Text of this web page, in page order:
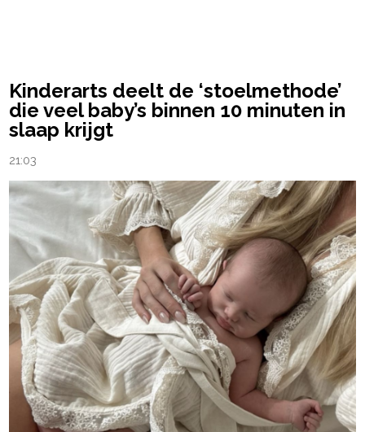
Kinderarts deelt de ‘stoelmethode’
die veel baby’s binnen 10 minuten in
slaap krijgt
21:03